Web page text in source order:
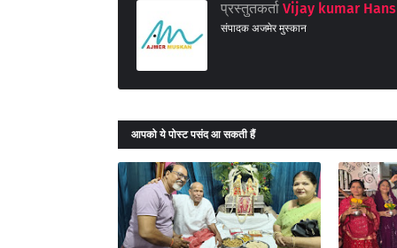
प्रस्तुतकर्ता Vijay kumar
संपादक अजमेर मुस्कान
आपको ये पोस्ट पसंद आ सकती हैं